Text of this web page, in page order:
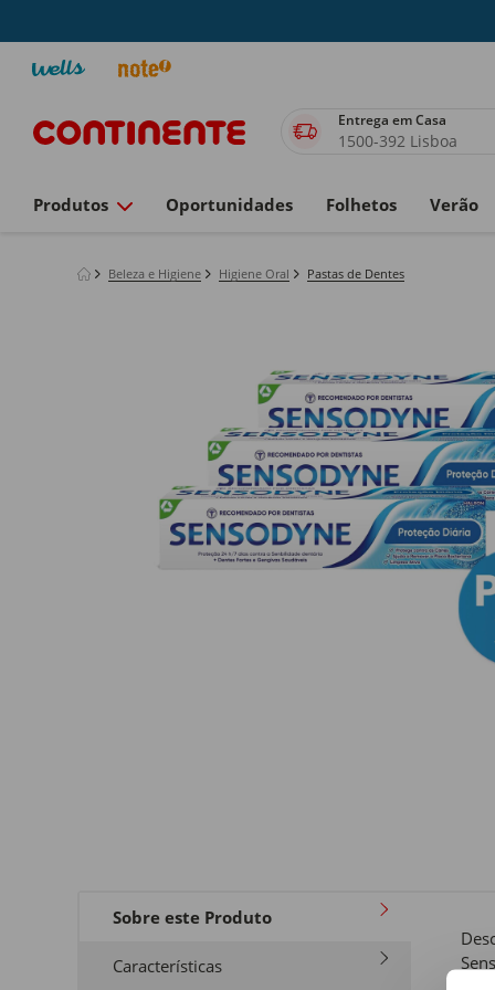
Entrega em Casa
1500-392 Lisboa
Produtos Oportunidades Folhetos Verão
Beleza e Higiene Higiene Oral Pastas de Dentes
Sobre este Produto
Características